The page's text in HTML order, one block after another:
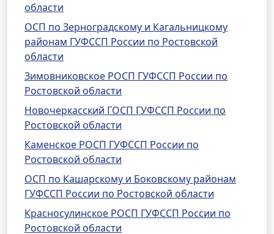
области
ОСП по Зерноградскому и Кагальницкому
районам ГУФССП России по Ростовской
области
Зимовниковское РОСП ГУФССП России по
Ростовской области
Новочеркасский ГОСП ГУФССП России по
Ростовской области
Каменское РОСП ГУФССП России по
Ростовской области
ОСП по Кашарскому и Боковскому районам
ГУФССП России по Ростовской области
Красносулинское РОСП ГУФССП России по
Ростовской области